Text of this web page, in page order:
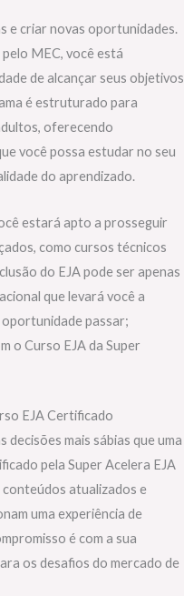
e criar novas oportunidades.
MEC, você está
de alcançar seus objetivos
é estruturado para
oferecendo
você possa estudar no seu
do aprendizado.
estará apto a prosseguir
como cursos técnicos
do EJA pode ser apenas
que levará você a
oportunidade passar;
o Curso EJA da Super
EJA Certificado
decisões mais sábias que uma
pela Super Acelera EJA
atualizados e
uma experiência de
é com a sua
os desafios do mercado de